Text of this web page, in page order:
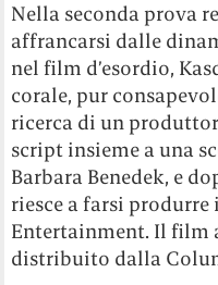
Nella seconda prova
affrancarsi dalle
nel film d’esordio,
corale, pur
ricerca di un
script insieme a una
Barbara Benedek, e
riesce a farsi
Entertainment. Il film
distribuito dalla